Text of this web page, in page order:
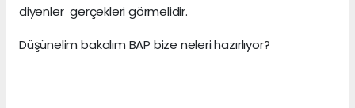
diyenler gerçekleri görmelidir.
Düşünelim bakalım BAP bize neleri hazırlıyor?